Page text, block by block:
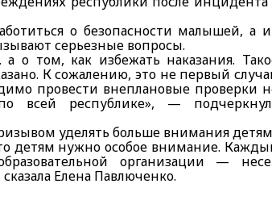
о безопасности малышей, а
серьезные вопросы.
о том, как избежать наказания.
К сожалению, это не первый
провести внеплановые проверки
всей республике», —
уделять больше внимания
детям нужно особое внимание.
организации —
Елена Павлюченко.